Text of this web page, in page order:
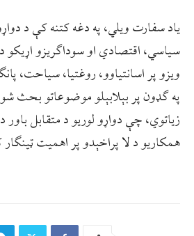
ياد سفارت ويلي، په دغه کتنه کې د
سیاسي، اقتصادي او سوداګریزو اړیکو
ویزو پر اسانتیاوو، روغتیا، سیاحت،
په ګډون پر بېلابېلو موضوعاتو بحث
زیاتوي، چې دواړو لوریو د متقابل باور
همکاریو د لا پراخېدو پر اهمیت